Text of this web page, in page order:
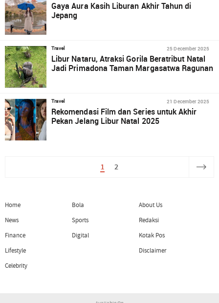
Gaya Aura Kasih Liburan Akhir Tahun di
Jepang
Travel 25 December 2025
Libur Nataru, Atraksi Gorila Beratribut Natal
Jadi Primadona Taman Margasatwa Ragunan
Travel 21 December 2025
Rekomendasi Film dan Series untuk Akhir
Pekan Jelang Libur Natal 2025
1 2
Home
News
Finance
Lifestyle
Celebrity
Bola
Sports
Digital
About Us
Redaksi
Kotak Pos
Disclaimer